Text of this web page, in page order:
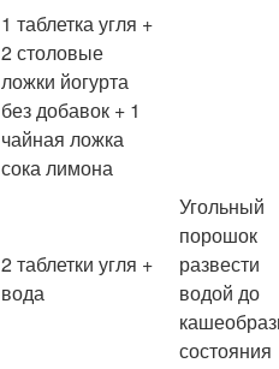
1 таблетка угля +
2 столовые
ложки йогурта
без добавок + 1
чайная ложка
сока лимона
2 таблетки угля +
вода
Угольный
порошок
развести
водой до
состояния